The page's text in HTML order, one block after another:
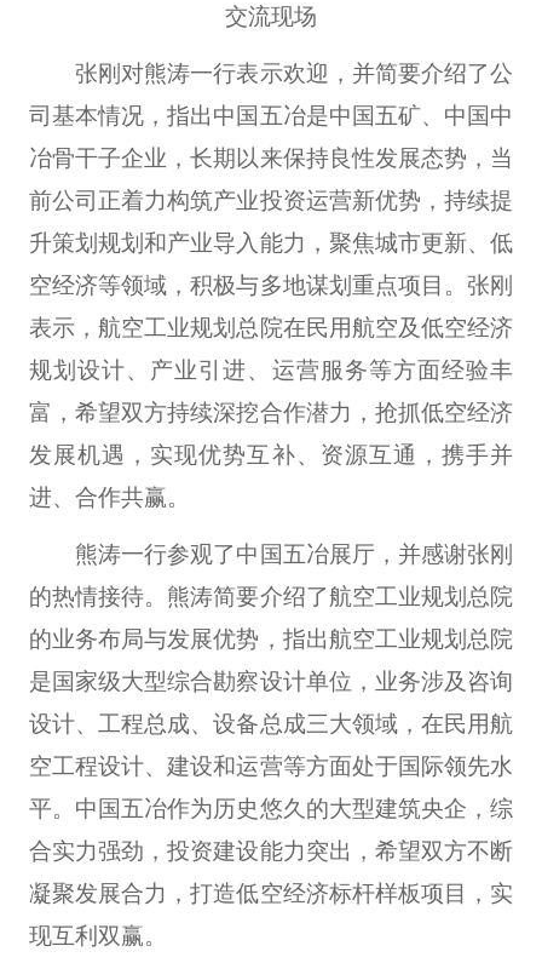
交流现场
张刚对熊涛一行表示欢迎，并简要介绍了公
司基本情况，指出中国五冶是中国五矿、中国中
冶骨干子企业，长期以来保持良性发展态势，当
前公司正着力构筑产业投资运营新优势，持续提
升策划规划和产业导入能力，聚焦城市更新、低
空经济等领域，积极与多地谋划重点项目。张刚
表示，航空工业规划总院在民用航空及低空经济
规划设计、产业引进、运营服务等方面经验丰
富，希望双方持续深挖合作潜力，抢抓低空经济
发展机遇，实现优势互补、资源互通，携手并
进、合作共赢。
熊涛一行参观了中国五冶展厅，并感谢张刚
的热情接待。熊涛简要介绍了航空工业规划总院
的业务布局与发展优势，指出航空工业规划总院
是国家级大型综合勘察设计单位，业务涉及咨询
设计、工程总成、设备总成三大领域，在民用航
空工程设计、建设和运营等方面处于国际领先水
平。中国五冶作为历史悠久的大型建筑央企，综
合实力强劲，投资建设能力突出，希望双方不断
凝聚发展合力，打造低空经济标杆样板项目，实
现互利双赢。